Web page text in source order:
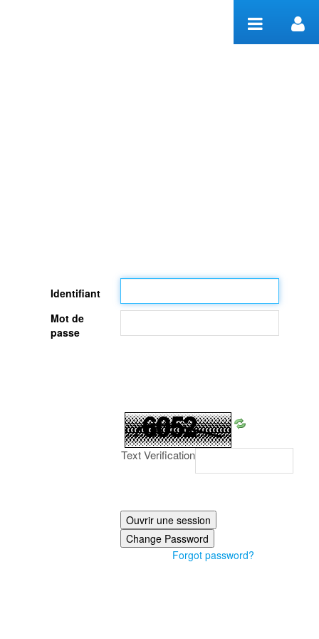
Identifiant
Mot de
passe
Text Verification
Forgot password?